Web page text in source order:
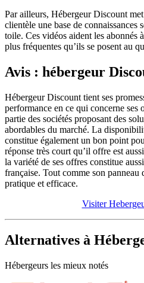
Par ailleurs, Hébergeur Discount
clientèle une base de connaissances
toile. Ces vidéos aident les abonnés
plus fréquentes qu’ils se posent au
Avis : hébergeur
Hébergeur Discount tient ses
performance en ce qui concerne
partie des sociétés proposant des
abordables du marché. La
constitue également un bon point
réponse très court qu’il offre est
la variété de ses offres constitue
française. Tout comme son panneau
pratique et efficace.
Visiter
Alternatives à
Hébergeurs les mieux notés